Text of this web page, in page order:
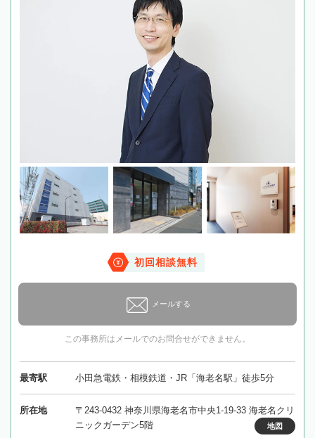
初回相談無料
メールする
この事務所はメールでのお問合せができません。
最寄駅 小田急電鉄・相模鉄道・JR「海老名駅」徒歩5分
所在地
〒243-0432 神奈川県海老名市中央1-19-33 海老名クリ
ニックガーデン5階
地図